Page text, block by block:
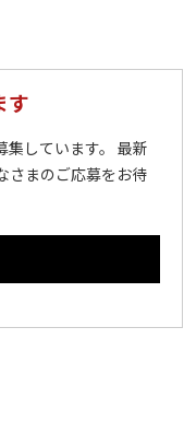
す
集しています。 最新
さまのご応募をお待